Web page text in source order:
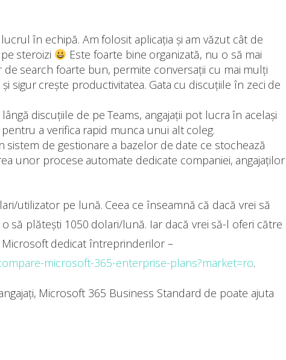
în echipă. Am folosit aplicația și am văzut cât de
steroizi
Este foarte bine organizată, nu o să mai
search foarte bun, permite conversații cu mai mulți
sigur crește productivitatea. Gata cu discuțiile în zeci de
discuțiile de pe Teams, angajații pot lucra în același
a verifica rapid munca unui alt coleg.
de gestionare a bazelor de date ce stochează
unor procese automate dedicate companiei, angajaților
utilizator pe lună. Ceea ce înseamnă că dacă vrei să
să plătești 1050 dolari/lună. Iar dacă vrei să-l oferi către
dedicat întreprinderilor –
microsoft-365-enterprise-plans?market=ro.
Microsoft 365 Business Standard de poate ajuta